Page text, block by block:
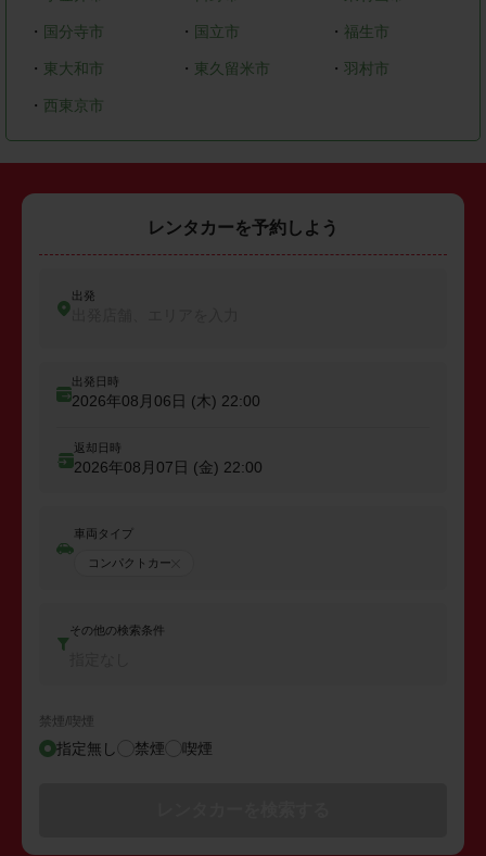
・ 国分寺市 ・ 国立市 ・ 福生市
・ 東大和市 ・ 東久留米市 ・羽村市
・ 西東京市
レンタカーを予約しよう
出発
出発日時
2026年08月06日 (木) 22:00
返却日時
2026年08月07日 (金) 22:00
車両タイプ
コンパクトカー
その他の検索条件
禁煙/喫煙
指定無し 禁煙 喫煙